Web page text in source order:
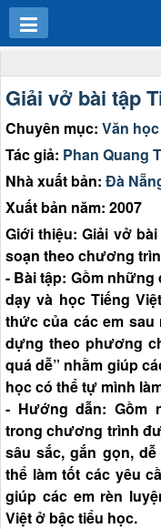
Giải vở bài tập
Chuyên mục: Văn học
Tác giả: Phan Quang
Nhà xuất bản: Đà
Xuất bản năm: 2007
Giới thiệu: Giải vở
soạn theo chương
- Bài tập: Gồm
dạy và học Tiếng
thức của các em
dựng theo phương
quá dễ” nhằm giúp
học có thể tự mình
- Hướng dẫn: Gồm
trong chương trình
sâu sắc, gắn gọn,
thể làm tốt các yêu
giúp các em rèn
Việt ở bậc tiểu học.